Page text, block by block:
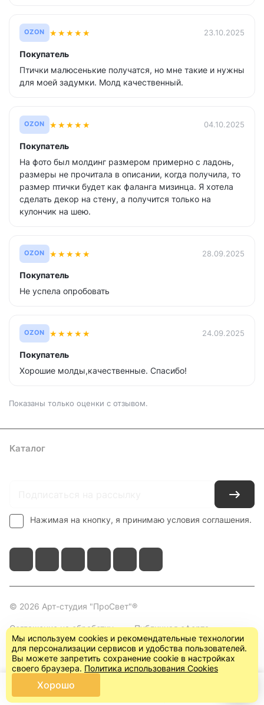
OZON ★★★★★ 23.10.2025
Покупатель
Птички малюсенькие получатся, но мне такие и нужны
для моей задумки. Молд качественный.
OZON ★★★★★ 04.10.2025
Покупатель
На фото был молдинг размером примерно с ладонь,
размеры не прочитала в описании, когда получила, то
размер птички будет как фаланга мизинца. Я хотела
сделать декор на стену, а получится только на
кулончик на шею.
OZON ★★★★★ 28.09.2025
Покупатель
Не успела опробовать
OZON ★★★★★ 24.09.2025
Покупатель
Хорошие молды,качественные. Спасибо!
Показаны только оценки с отзывом.
Каталог
Нажимая на кнопку, я принимаю условия соглашения.
© 2026 Арт-студия "ПроСвет"®
Соглашение на обработку
персональных данных
Публичная оферта
(пользовательское
соглашение)
Главная Каталог
Мы используем cookies и рекомендательные технологии
для персонализации сервисов и удобства пользователей.
Вы можете запретить сохранение cookie в настройках
своего браузера. Политика использования Cookies
Хорошо